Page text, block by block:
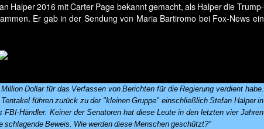
Halper 2016 mit Carter Page bekannt gemacht, als Halper die Trump-
Er gab in der Sendung von Maria Bartiromo bei Fox-News ein
Dollar für das Verfassen von Berichten für die Regierung verdient habe.
führen zurück zu der "kleinen Gruppe" einschließlich Stefan Halper in
Händler. Keiner der Senatoren hat diese Leute in den letzten vier Jahren
Beweis. Wie werden diese Menschen geschützt?"